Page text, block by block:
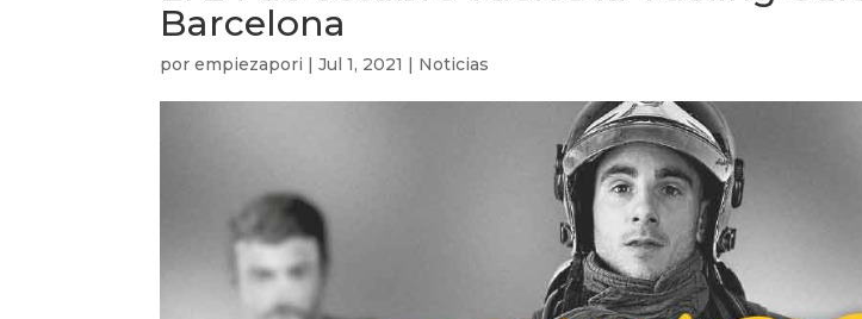
Barcelona
porempiezapori |Jul 1, 2021 | Noticias